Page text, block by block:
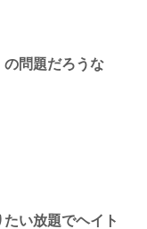
の問題だろうな
い放題でヘイト